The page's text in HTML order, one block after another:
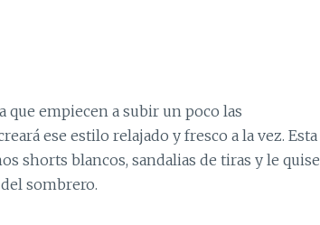
que empiecen a subir un poco las
ese estilo relajado y fresco a la vez. Esta
shorts blancos, sandalias de tiras y le quise
sombrero.